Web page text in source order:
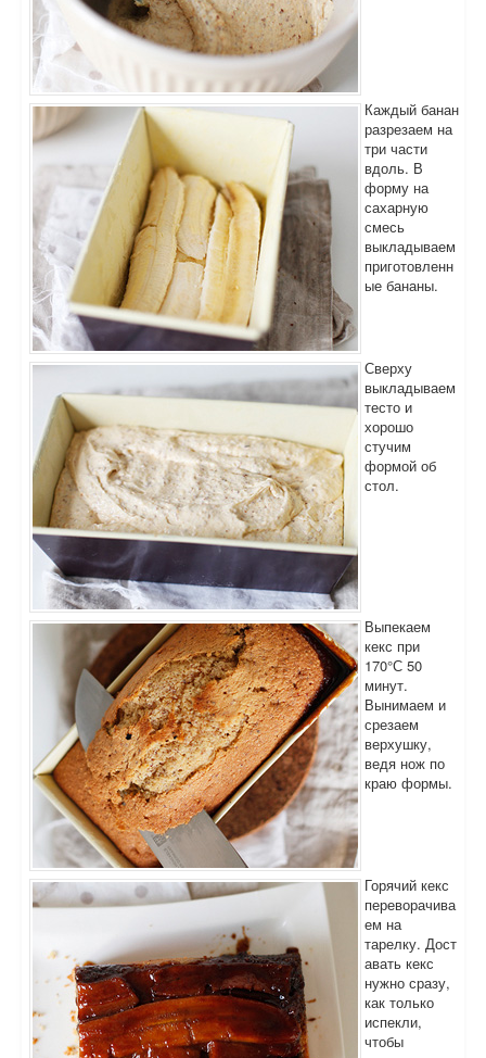
Каждый банан
разрезаем на
три части
вдоль. В
форму на
сахарную
смесь
выкладываем
приготовленн
ые бананы.
Сверху
выкладываем
тесто и
хорошо
стучим
формой об
стол.
Выпекаем
кекс при
170°С 50
минут.
Вынимаем и
срезаем
верхушку,
ведя нож по
краю формы.
Горячий кекс
переворачива
ем на
тарелку. Дост
авать кекс
нужно сразу,
как только
испекли,
чтобы